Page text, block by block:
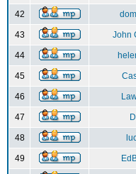
42
43 John
44
45
46
47
48
49